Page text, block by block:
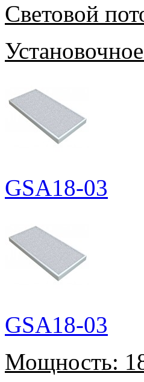
Световой
GSA18-03
GSA18-03
Мощность: